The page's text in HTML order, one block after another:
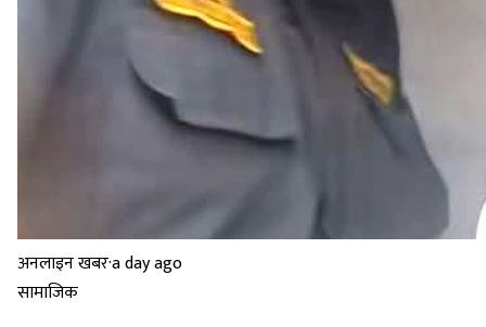
अनलाइन खबर·a day ago
सामाजिक